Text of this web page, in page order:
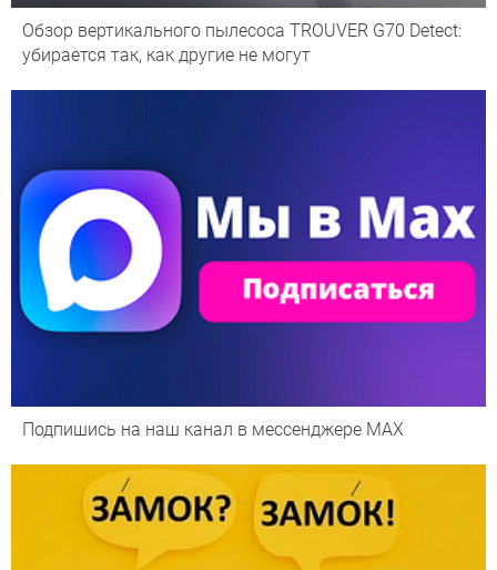
Обзор вертикального пылесоса TROUVER G70 Detect:
убирается так, как другие не могут
Подпишись на наш канал в мессенджере МАХ